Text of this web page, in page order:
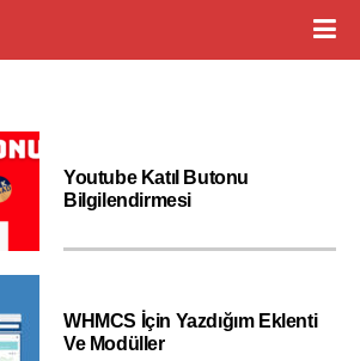
Youtube Katıl Butonu
Bilgilendirmesi
WHMCS İçin Yazdığım Eklenti
Ve Modüller